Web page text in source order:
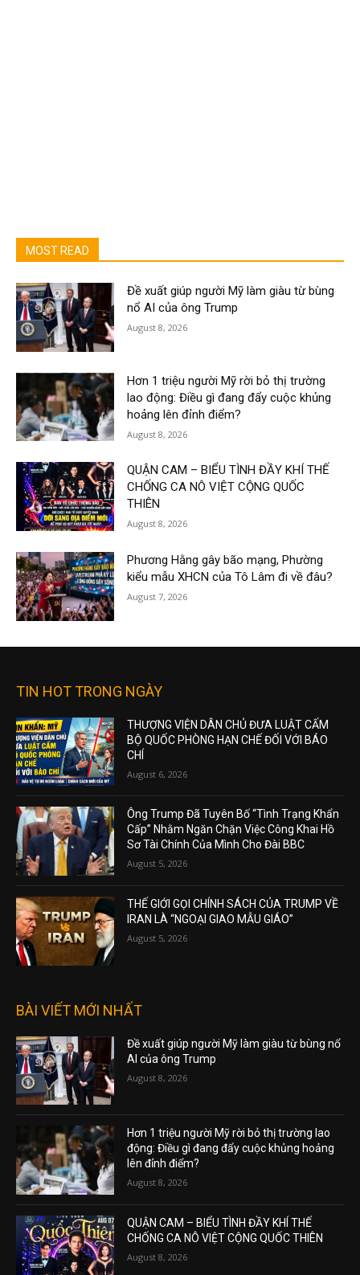
MOST READ
Đề xuất giúp người Mỹ làm giàu từ bùng
nổ AI của ông Trump
August 8, 2026
Hơn 1 triệu người Mỹ rời bỏ thị trường
lao động: Điều gì đang đẩy cuộc khủng
hoảng lên đỉnh điểm?
August 8, 2026
QUẬN CAM – BIỂU TÌNH ĐẦY KHÍ THẾ
CHỐNG CA NÔ VIỆT CỘNG QUỐC
THIÊN
August 8, 2026
Phương Hằng gây bão mạng, Phường
kiểu mẫu XHCN của Tô Lâm đi về đâu?
August 7, 2026
TIN HOT TRONG NGÀY
THƯỢNG VIỆN DÂN CHỦ ĐƯA LUẬT CẤM
BỘ QUỐC PHÒNG HẠN CHẾ ĐỐI VỚI BÁO
CHÍ
August 6, 2026
Ông Trump Đã Tuyên Bố “Tình Trạng Khẩn
Cấp” Nhằm Ngăn Chặn Việc Công Khai Hồ
Sơ Tài Chính Của Mình Cho Đài BBC
August 5, 2026
THẾ GIỚI GỌI CHÍNH SÁCH CỦA TRUMP VỀ
IRAN LÀ “NGOẠI GIAO MẪU GIÁO”
August 5, 2026
BÀI VIẾT MỚI NHẤT
Đề xuất giúp người Mỹ làm giàu từ bùng nổ
AI của ông Trump
August 8, 2026
Hơn 1 triệu người Mỹ rời bỏ thị trường lao
động: Điều gì đang đẩy cuộc khủng hoảng
lên đỉnh điểm?
August 8, 2026
QUẬN CAM – BIỂU TÌNH ĐẦY KHÍ THẾ
CHỐNG CA NÔ VIỆT CỘNG QUỐC THIÊN
August 8, 2026